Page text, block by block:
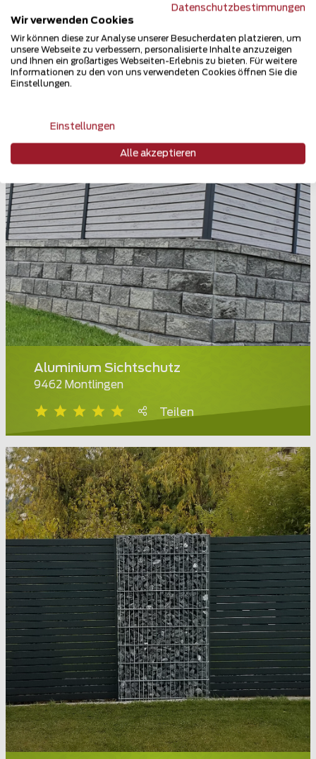
Teilen
Aluminium Sichtschutz
9462 Montlingen
Teilen
Datenschutzbestimmungen
Wir verwenden Cookies
Wir können diese zur Analyse unserer Besucherdaten platzieren, um
unsere Webseite zu verbessern, personalisierte Inhalte anzuzeigen
und Ihnen ein großartiges Webseiten-Erlebnis zu bieten. Für weitere
Informationen zu den von uns verwendeten Cookies öffnen Sie die
Einstellungen.
Einstellungen
Alle akzeptieren